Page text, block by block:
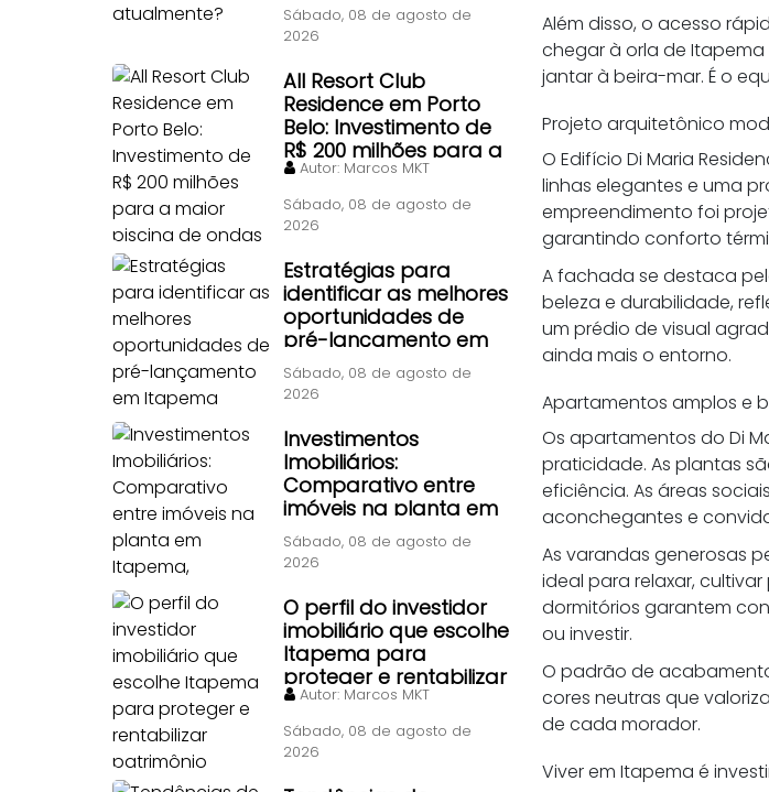
Sábado, 08 de agosto de
2026
All Resort Club
Residence em Porto
Belo: Investimento de
R$ 200 milhões para a
maior piscina de
ondas do Brasil
Autor: Marcos MKT
Sábado, 08 de agosto de
2026
Estratégias para
identificar as melhores
oportunidades de
pré-lançamento em
Itapema
Sábado, 08 de agosto de
2026
Investimentos
Imobiliários:
Comparativo entre
imóveis na planta em
Itapema, Florianópolis
e Piçarras
Sábado, 08 de agosto de
2026
O perfil do investidor
imobiliário que escolhe
Itapema para
proteger e rentabilizar
patrimônio
Autor: Marcos MKT
Sábado, 08 de agosto de
2026
Além disso, o acesso
chegar à orla de
jantar à beira-mar. É o
Projeto arquitetônico
O Edifício Di Maria
linhas elegantes e uma
empreendimento foi
garantindo conforto
A fachada se destaca
beleza e durabilidade,
um prédio de visual
ainda mais o entorno.
Apartamentos amplos e
Os apartamentos do Di
praticidade. As plantas
eficiência. As áreas
aconchegantes e
As varandas generosas
ideal para relaxar,
dormitórios garantem
ou investir.
O padrão de
cores neutras que
de cada morador.
Viver em Itapema é